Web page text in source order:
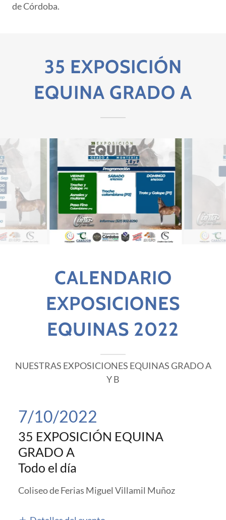
de Córdoba.
35 EXPOSICIÓN
EQUINA GRADO A
CALENDARIO
EXPOSICIONES
EQUINAS 2022
NUESTRAS EXPOSICIONES EQUINAS GRADO A
Y B
7/10/2022
35 EXPOSICIÓN EQUINA
GRADO A
Todo el día
Coliseo de Ferias Miguel Villamil Muñoz